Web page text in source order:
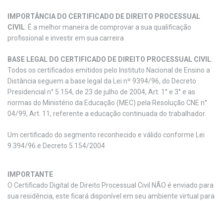
IMPORTÂNCIA DO CERTIFICADO DE DIREITO PROCESSUAL
CIVIL: É a melhor maneira de comprovar a sua qualificação
profissional e investir em sua carreira
BASE LEGAL DO CERTIFICADO DE DIREITO PROCESSUAL CIVIL:
Todos os certificados emitidos pelo Instituto Nacional de Ensino a
Distância seguem a base legal da Lei nº 9394/96, do Decreto
Presidencial n° 5.154, de 23 de julho de 2004, Art. 1° e 3° e as
normas do Ministério da Educação (MEC) pela Resolução CNE n°
04/99, Art. 11, referente a educação continuada do trabalhador.
Um certificado do segmento reconhecido e válido conforme Lei
9.394/96 e Decreto 5.154/2004
IMPORTANTE
O Certificado Digital de Direito Processual Civil NÃO é enviado para
sua residência, este ficará disponível em seu ambiente virtual para